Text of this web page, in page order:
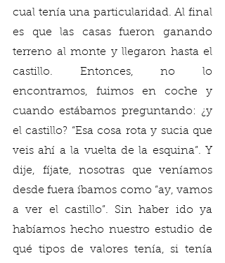
cual tenía una particularidad. Al final
es que las casas fueron ganando
terreno al monte y llegaron hasta el
castillo. Entonces, no lo
encontramos, fuimos en coche y
cuando estábamos preguntando: ¿y
el castillo? “Esa cosa rota y sucia que
veis ahí a la vuelta de la esquina”. Y
dije, fíjate, nosotras que veníamos
desde fuera íbamos como “ay, vamos
a ver el castillo”. Sin haber ido ya
habíamos hecho nuestro estudio de
qué tipos de valores tenía, si tenía